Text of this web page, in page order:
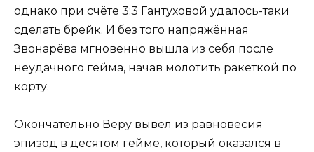
однако при счёте 3:3 Гантуховой удалось-таки
сделать брейк. И без того напряжённая
Звонарёва мгновенно вышла из себя после
неудачного гейма, начав молотить ракеткой по
корту.
Окончательно Веру вывел из равновесия
эпизод в десятом гейме, который оказался в